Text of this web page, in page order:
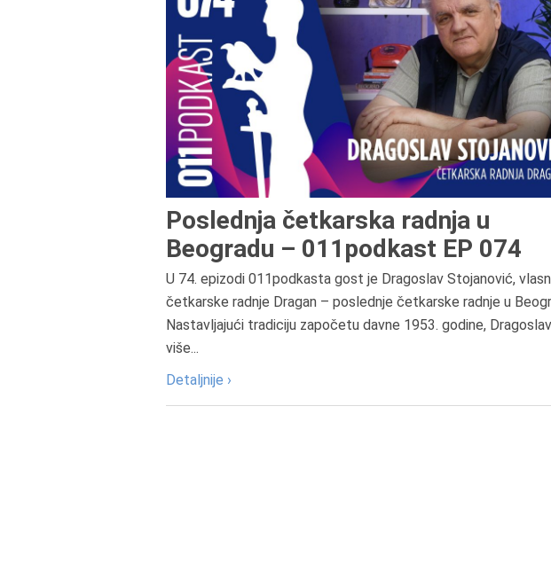
Poslednja četkarska radnja u
Beogradu – 011podkast EP 074
U 74. epizodi 011podkasta gost je Dragoslav Stojanović,
četkarske radnje Dragan – poslednje četkarske radnje u
Nastavljajući tradiciju započetu davne 1953. godine,
više...
Detaljnije ›